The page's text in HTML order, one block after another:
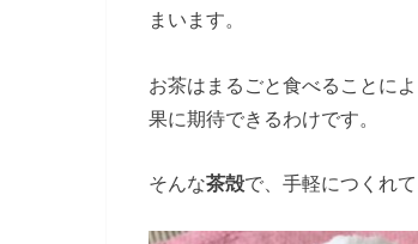
まいます。
お茶はまるごと食べることに
果に期待できるわけです。
そんな茶殻で、手軽につくれ